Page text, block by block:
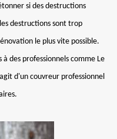
si des destructions
destructions sont trop
le plus vite possible.
des professionnels comme Le
d'un couvreur professionnel